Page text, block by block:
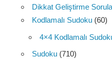
Dikkat Geliştirme
Kodlamalı Sudoku (60)
4×4 Kodlamalı
Sudoku (710)